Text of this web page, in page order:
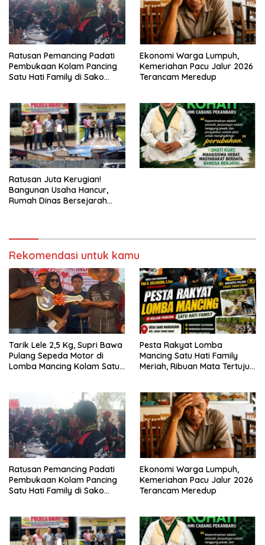
Ratusan Pemancing Padati
Pembukaan Kolam Pancing
Satu Hati Family di Sako
Ekonomi Warga Lumpuh,
Kemeriahan Pacu Jalur 2026
Terancam Meredup
Ratusan Juta Kerugian!
Bangunan Usaha Hancur,
Rumah Dinas Bersejarah
Rekomendasi untuk kamu
Tarik Lele 2,5 Kg, Supri Bawa
Pulang Sepeda Motor di
Lomba Mancing Kolam Satu
Pesta Rakyat Lomba
Mancing Satu Hati Family
Meriah, Ribuan Mata Tertuju
Ratusan Pemancing Padati
Pembukaan Kolam Pancing
Satu Hati Family di Sako
Ekonomi Warga Lumpuh,
Kemeriahan Pacu Jalur 2026
Terancam Meredup